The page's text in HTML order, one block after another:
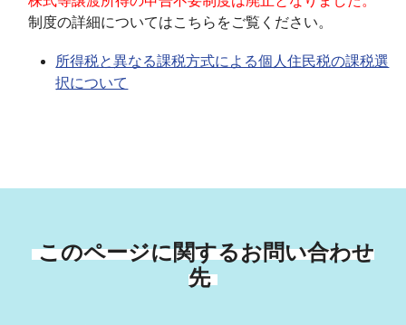
制度の詳細についてはこちらをご覧ください。
所得税と異なる課税方式による個人住民税の課税選
択について
このページに関するお問い合わせ
先